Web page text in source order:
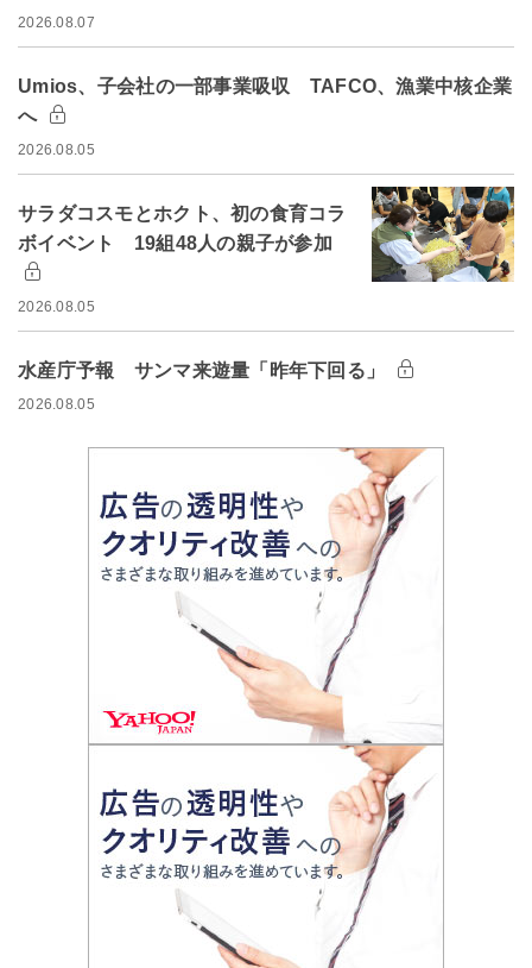
2026.08.07
Umios、子会社の一部事業吸収 TAFCO、漁業中核企業
へ
2026.08.05
サラダコスモとホクト、初の食育コラ
ボイベント 19組48人の親子が参加
2026.08.05
水産庁予報 サンマ来遊量「昨年下回る」
2026.08.05